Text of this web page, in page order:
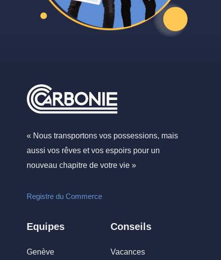
« Nous transportons vos possessions, mais
aussi vos rêves et vos espoirs pour un
nouveau chapitre de votre vie »
Registre du Commerce
Equipes
Genève
Conseils
Vacances